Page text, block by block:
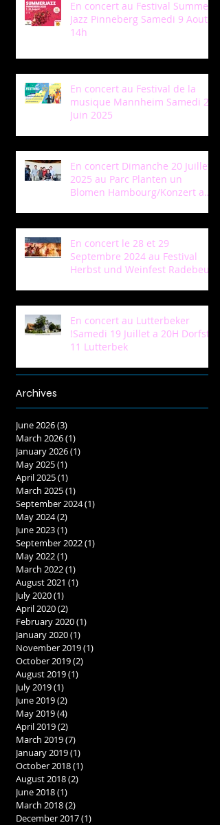
En concert au Festival Summer
Jazz Pinneberg Samedi 9 Aout a
14h
En concert au Festival de la
musique Mannheim Samedi 28
Juin 2025
En concert Dimanche 20 Juillet
2025 au Parc Planten un
Blomen Hambourg/Konzert am
En concert le 28 et 29
Septembre 2024 au Festival
Herbst und Weinfest Radebeul
En concert au Lutterbeker
!Samedi 19 Juillet a 20H Dorfstr
11 Lutterbek
Archives
June 2026(3)
March 2026(1)
January 2026(1)
May 2025(1)
April 2025(1)
March 2025(1)
September 2024(1)
May 2024(2)
June 2023(1)
September 2022(1)
May 2022(1)
March 2022(1)
August 2021 (1)
July 2020(1)
April 2020(2)
February 2020(1)
January 2020(1)
November 2019(1)
October 2019(2)
August 2019(1)
July 2019(1)
June 2019(2)
May 2019(4)
April 2019(2)
March 2019(7)
January 2019(1)
October 2018(1)
August 2018(2)
June 2018(1)
March 2018(2)
December 2017(1)